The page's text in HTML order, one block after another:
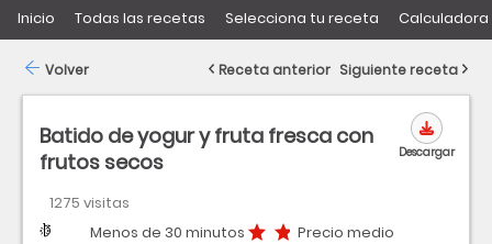
Inicio Todas las recetas Selecciona tu receta
Batido de yogur y fruta fresca con
frutos secos
1275 visitas
Dificultad
Tiempo Menos de 30 minutos
Precio medio Precio medio
Descargar
Volver Receta anterior Siguiente receta